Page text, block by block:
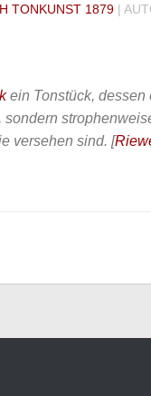
TONKUNST 1879 |
ein Tonstück, dessen
versehen sind. [